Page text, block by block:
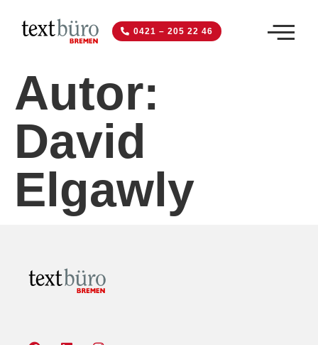
0421 – 205 22 46
Autor:
David
Elgawly